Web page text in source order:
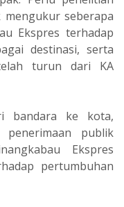
seberapa
Ekspres terhadap
destinasi, serta
turun dari KA
bandara ke kota,
penerimaan publik
Ekspres
pertumbuhan